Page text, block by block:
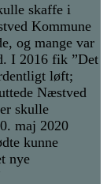
skaffe i
Kommune
og mange var
I 2016 fik ”Det
løft;
Næstved
skulle
maj 2020
kunne
nye